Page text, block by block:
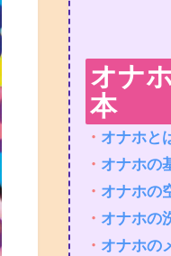
オナ
・ オナホと
・ オナホの
・ オナホの
・ オナホの
・ オナホの